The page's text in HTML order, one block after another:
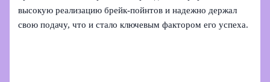
высокую реализацию брейк-пойнтов и надежно держал
свою подачу, что и стало ключевым фактором его успеха.